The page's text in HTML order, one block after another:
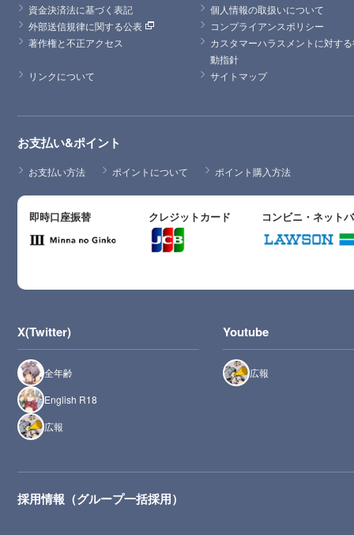
資金決済法に基づく表記
個人情報の取扱いについて
外部送信規律に関する公表
コンプライアンスポリシー
著作権と不正アクセス
カスタマーハラスメントに対す
動指針
リンクについて
サイトマップ
お支払い&ポイント
お支払い方法 ポイントについて ポイント購入方法
即時口座振替 クレジットカード コンビニ・ネット
X(Twitter)
全年齢
English R18
広報
Youtube
広報
採用情報（グループ一括採用）